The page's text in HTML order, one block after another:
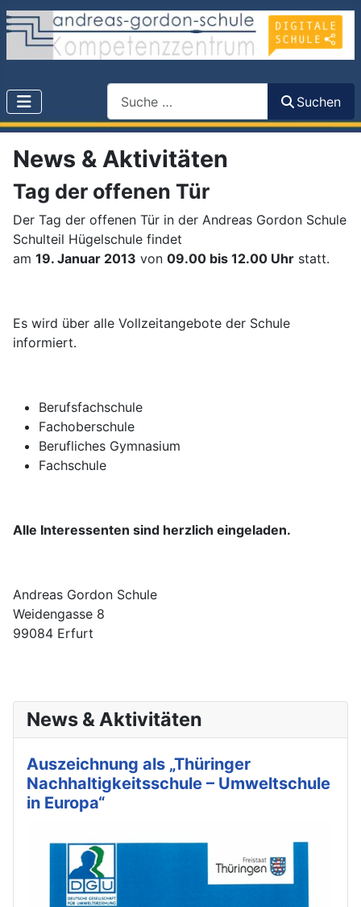
Suchen
News & Aktivitäten
Tag der offenen Tür
Der Tag der offenen Tür in der Andreas Gordon Schule
Schulteil Hügelschule findet
am 19. Januar 2013 von 09.00 bis 12.00 Uhr statt.
Es wird über alle Vollzeitangebote der Schule
informiert.
Berufsfachschule
Fachoberschule
Berufliches Gymnasium
Fachschule
Alle Interessenten sind herzlich eingeladen.
Andreas Gordon Schule
Weidengasse 8
99084 Erfurt
News & Aktivitäten
Auszeichnung als „Thüringer
Nachhaltigkeitsschule – Umweltschule
in Europa“